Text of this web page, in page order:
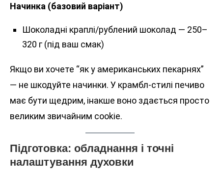
Начинка (базовий варіант)
Шоколадні краплі/рублений шоколад — 250–
320 г (під ваш смак)
Якщо ви хочете “як у американських пекарнях”
— не шкодуйте начинки. У крамбл-стилі печиво
має бути щедрим, інакше воно здається просто
великим звичайним cookie.
Підготовка: обладнання і точні
налаштування духовки